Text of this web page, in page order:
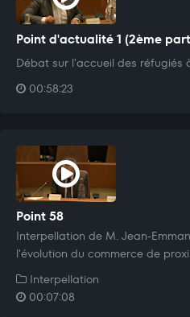
Point d'actualité 1 (2ème
Débat sur l'accueil des réfugiés
00:58:23
Point 58
Interpellation de M. Jean-
l'évolution du commerce de
Interpellation
00:07:08